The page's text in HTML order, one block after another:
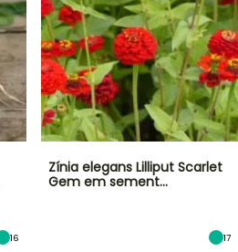
16
Zínia elegans Lilliput Scarlet
Gem em sement…
17